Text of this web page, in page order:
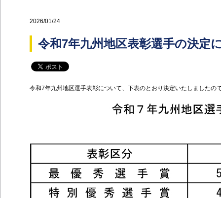
2026/01/24
令和7年九州地区表彰選手の決定
令和7年九州地区選手表彰について、下表のとおり決定いたしましたの